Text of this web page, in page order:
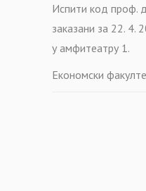
Испити код проф.
заказани за 22. 4.
у амфитеатру 1.
Економски